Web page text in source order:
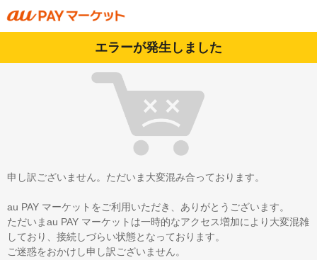
エラーが発生しました
申し訳ございません。ただいま大変混み合っております。
au PAY マーケットをご利用いただき、ありがとうございます。
ただいまau PAY マーケットは一時的なアクセス増加により大変混雑
しており、接続しづらい状態となっております。
ご迷惑をおかけし申し訳ございません。